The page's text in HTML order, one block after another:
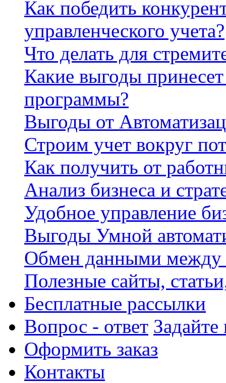
Как победить
управленческого учета?
Что делать для
Какие выгоды
программы?
Выгоды от
Строим учет вокруг
Как получить от
Анализ бизнеса и
Удобное управление
Выгоды Умной
Обмен данными между
Полезные сайты,
Бесплатные рассылки
Вопрос - ответ
Оформить заказ
Контакты